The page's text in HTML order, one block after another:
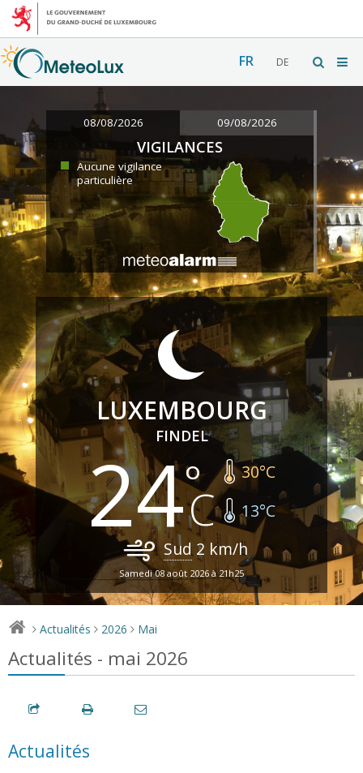
FR DE
08/08/2026 09/08/2026
VIGILANCES
Aucune vigilance
particulière
LUXEMBOURG
FINDEL
24 30°C
13°C
Sud 2 km/h
Samedi 08 août 2026 à 21h25
> Actualités > 2026 > Mai
Actualités - mai 2026
Actualités